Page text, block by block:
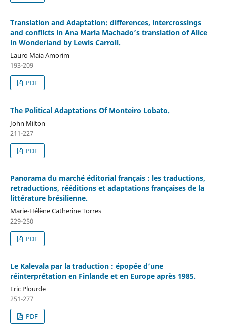
Translation and Adaptation: differences, intercrossings
and conflicts in Ana Maria Machado’s translation of Alice
in Wonderland by Lewis Carroll.
Lauro Maia Amorim
193-209
PDF
The Political Adaptations Of Monteiro Lobato.
John Milton
211-227
PDF
Panorama du marché éditorial français : les traductions,
retraductions, rééditions et adaptations françaises de la
littérature brésilienne.
Marie-Hélène Catherine Torres
229-250
PDF
Le Kalevala par la traduction : épopée d’une
réinterprétation en Finlande et en Europe après 1985.
Eric Plourde
251-277
PDF